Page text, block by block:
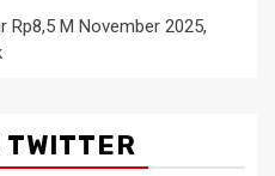
Rp8,5 M November 2025,
TWITTER